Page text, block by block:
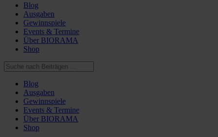
Blog
Ausgaben
Gewinnspiele
Events & Termine
Über BIORAMA
Shop
Blog
Ausgaben
Gewinnspiele
Events & Termine
Über BIORAMA
Shop